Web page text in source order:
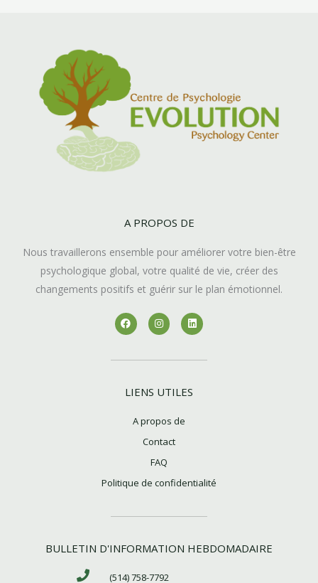
A PROPOS DE
Nous travaillerons ensemble pour améliorer votre bien-être
psychologique global, votre qualité de vie, créer des
changements positifs et guérir sur le plan émotionnel.
F
a
c
b
k
I
n
s
a
a
m
L
i
n
e
n
LIENS UTILES
A propos de
Contact
FAQ
Politique de confidentialité
BULLETIN D'INFORMATION HEBDOMADAIRE
(514) 758-7792